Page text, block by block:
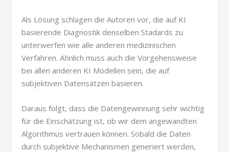
Als Lösung schlagen die Autoren vor, die auf KI
basierende Diagnostik denselben Stadards zu
unterwerfen wie alle anderen medizinischen
Verfahren. Ähnlich muss auch die Vorgehensweise
bei allen anderen KI Modellen sein, die auf
subjektiven Datensätzen basieren.
Daraus folgt, dass die Datengewinnung sehr wichtig
für die Einschätzung ist, ob wir dem angewandten
Algorithmus vertrauen können. Sobald die Daten
durch subjektive Mechanismen generiert werden,